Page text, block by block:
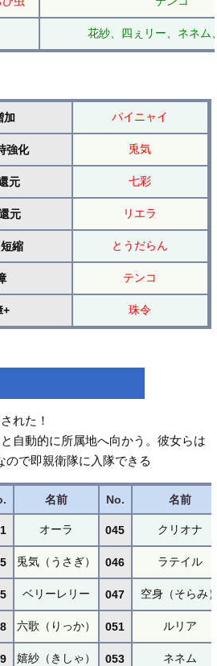
花紗、四ぇリー、ネネム
加 パイニャイ
強化 兎気
元 七彩
元 リエラ
縮 とうだらん
テンコ
+ 珠令
れた！
自動的に所属地へ向かう。彼女らは
ので即親衛隊に入隊できる
名前 No. 名前
オーラ 045 クリオナ
兎気（うさぎ） 046 ラテイル
ベリーレリー 047 空身（そらみ
六歌（りっか） 051 ルリア
嬉紗（きしゃ） 053 ネネム